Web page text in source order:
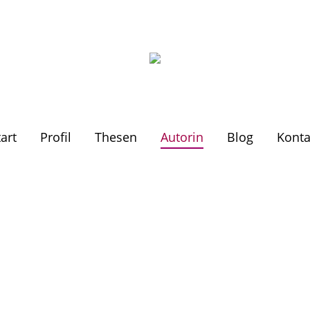
Profil Thesen Autorin Blog